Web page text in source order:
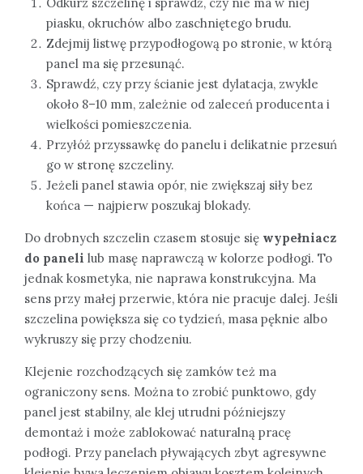
piasku, okruchów albo zaschniętego brudu.
Zdejmij listwę przypodłogową po stronie, w którą
panel ma się przesunąć.
Sprawdź, czy przy ścianie jest dylatacja, zwykle
około 8–10 mm, zależnie od zaleceń producenta i
wielkości pomieszczenia.
Przyłóż przyssawkę do panelu i delikatnie przesuń
go w stronę szczeliny.
Jeżeli panel stawia opór, nie zwiększaj siły bez
końca — najpierw poszukaj blokady.
Do drobnych szczelin czasem stosuje się wypełniacz
do paneli lub masę naprawczą w kolorze podłogi. To
jednak kosmetyka, nie naprawa konstrukcyjna. Ma
sens przy małej przerwie, która nie pracuje dalej. Jeśli
szczelina powiększa się co tydzień, masa pęknie albo
wykruszy się przy chodzeniu.
Klejenie rozchodzących się zamków też ma
ograniczony sens. Można to zrobić punktowo, gdy
panel jest stabilny, ale klej utrudni późniejszy
demontaż i może zablokować naturalną pracę
podłogi. Przy panelach pływających zbyt agresywne